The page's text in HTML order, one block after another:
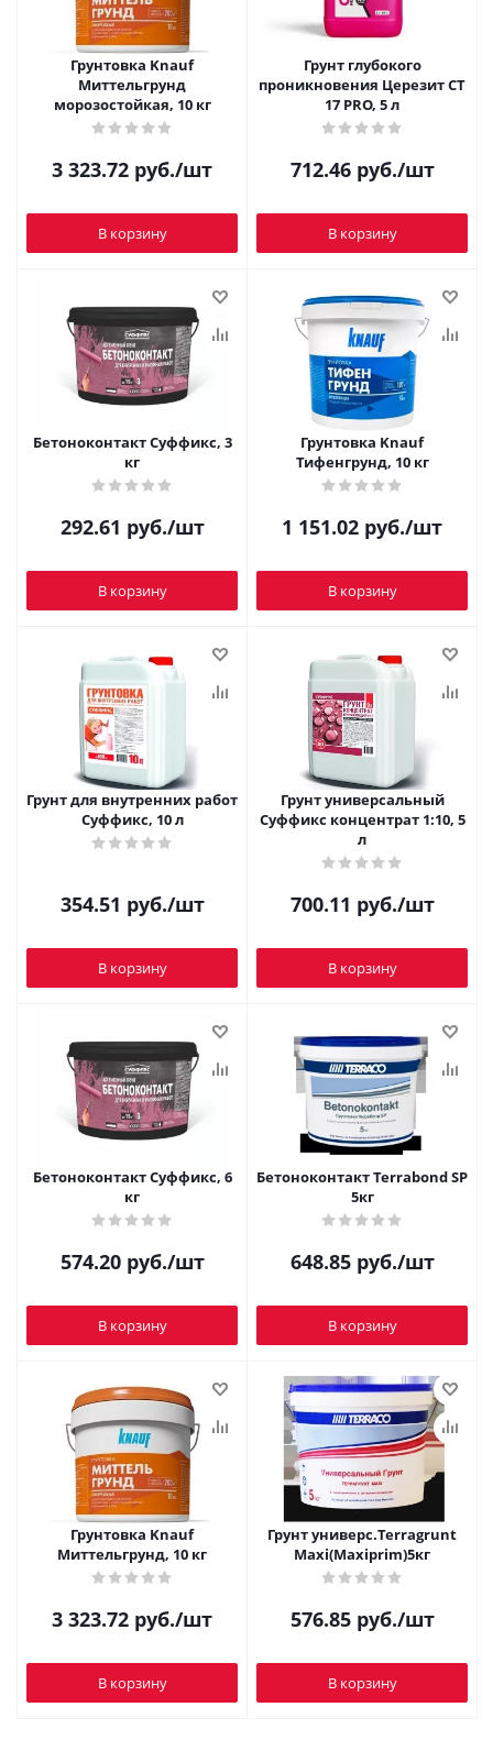
Грунтовка Knauf
Миттельгрунд
морозостойкая, 10 кг
3 323.72 руб./шт
В корзину
Грунт глубокого
проникновения Церезит CT
17 PRO, 5 л
712.46руб./шт
В корзину
Бетоноконтакт Суффикс, 3
кг
292.61 руб./шт
В корзину
Грунтовка Knauf
Тифенгрунд, 10 кг
1 151.02 руб./шт
В корзину
Грунт для внутренних работ
Суффикс, 10 л
354.51 руб./шт
В корзину
Грунт универсальный
Суффикс концентрат 1:10, 5
л
700.11 руб./шт
В корзину
Бетоноконтакт Суффикс, 6
кг
574.20руб./шт
В корзину
Бетоноконтакт Terrabond SP
5кг
648.85руб./шт
В корзину
Грунтовка Knauf
Миттельгрунд, 10 кг
3 323.72 руб./шт
В корзину
Грунт универс.Terragrunt
Maxi(Maxiprim)5кг
576.85руб./шт
В корзину